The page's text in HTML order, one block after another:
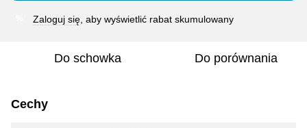
Zaloguj się , aby wyświetlić rabat skumulowany
Do schowka Do porównania
Cechy